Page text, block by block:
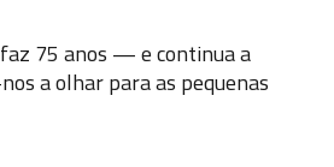
75 anos — e continua a
a olhar para as pequenas